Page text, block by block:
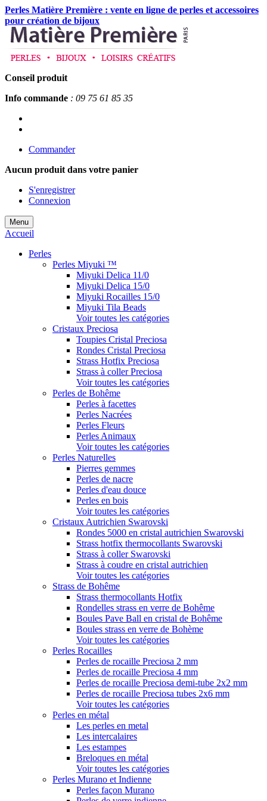
Perles Matière Première : vente en ligne de perles et accessoires
pour création de bijoux
Conseil produit
Info commande : 09 75 61 85 35
Commander
Aucun produit dans votre panier
S'enregistrer
Connexion
Menu
Accueil
Perles
Perles Miyuki ™
Miyuki Delica 11/0
Miyuki Delica 15/0
Miyuki Rocailles 15/0
Miyuki Tila Beads
Voir toutes les catégories
Cristaux Preciosa
Toupies Cristal Preciosa
Rondes Cristal Preciosa
Strass Hotfix Preciosa
Strass à coller Preciosa
Voir toutes les catégories
Perles de Bohême
Perles à facettes
Perles Nacrées
Perles Fleurs
Perles Animaux
Voir toutes les catégories
Perles Naturelles
Pierres gemmes
Perles de nacre
Perles d'eau douce
Perles en bois
Voir toutes les catégories
Cristaux Autrichien Swarovski
Rondes 5000 en cristal autrichien Swarovski
Strass hotfix thermocollants Swarovski
Strass à coller Swarovski
Strass à coudre en cristal autrichien
Voir toutes les catégories
Strass de Bohême
Strass thermocollants Hotfix
Rondelles strass en verre de Bohême
Boules Pave Ball en cristal de Bohême
Boules strass en verre de Bohème
Voir toutes les catégories
Perles Rocailles
Perles de rocaille Preciosa 2 mm
Perles de rocaille Preciosa 4 mm
Perles de rocaille Preciosa demi-tube 2x2 mm
Perles de rocaille Preciosa tubes 2x6 mm
Voir toutes les catégories
Perles en métal
Les perles en metal
Les intercalaires
Les estampes
Breloques en métal
Voir toutes les catégories
Perles Murano et Indienne
Perles façon Murano